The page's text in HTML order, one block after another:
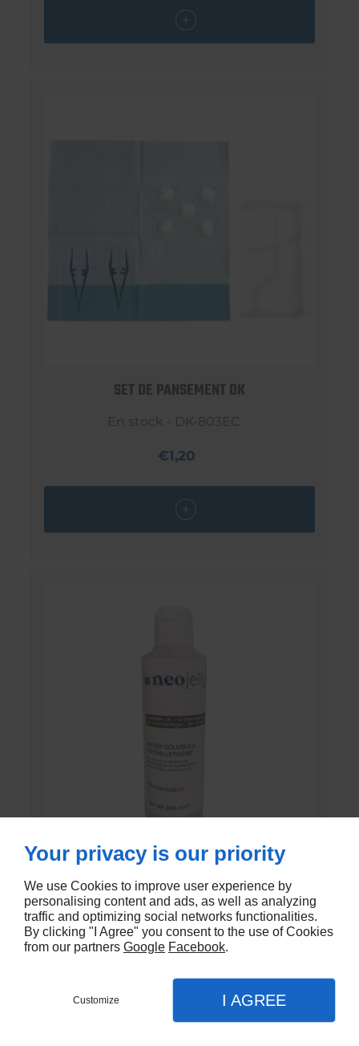
SET DE PANSEMENT DK
En stock - DK-803EC
€1,20
GEL DE CONTACT UNI’GEL
En stock
€1,35
Your privacy is our priority
We use Cookies to improve user experience by
personalising content and ads, as well as analyzing
traffic and optimizing social networks functionalities.
By clicking "I Agree" you consent to the use of Cookies
from our partners Google Facebook.
Customize I AGREE